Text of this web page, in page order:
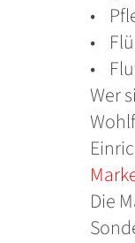
•
•
•
Wer
Die